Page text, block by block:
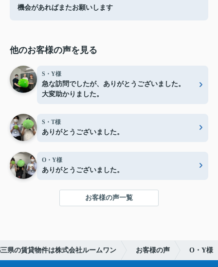
機会があればまたお願いします
他のお客様の声を見る
S・Y様
急な訪問でしたが、ありがとうございました。
大変助かりました。
S・T様
ありがとうございました。
O・Y様
ありがとうございました。
お客様の声一覧
県の賃貸物件は株式会社ルームワン お客様の声 O・Y様